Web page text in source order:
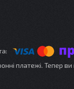
платежі. Тепер